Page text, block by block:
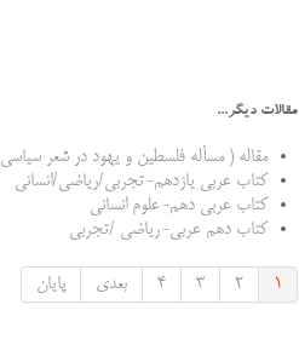
مقالات دیگر...
مقاله ( مسأله فلسطین و یهود در شعر سیاسی
کتاب عربی یازدهم-تجربی/ریاضی/انسانی
کتاب عربی دهم-علوم انسانی
کتاب دهم عربی-ریاضی /تجربی
1
2
3
4 بعدی پایان